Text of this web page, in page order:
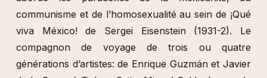
communisme et de l’homosexualité au sein de ¡Qué
viva México! de Sergei Eisenstein (1931-2). Le
compagnon de voyage de trois ou quatre
générations d’artistes: de Enrique Guzmán et Javier